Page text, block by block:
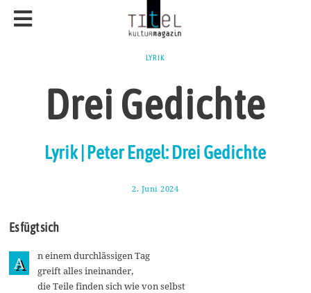
LYRIK
Drei Gedichte
Lyrik | Peter Engel: Drei Gedichte
2. Juni 2024
4
Es fügt sich
A
n einem durchlässigen Tag
greift alles ineinander,
die Teile finden sich wie von selbst